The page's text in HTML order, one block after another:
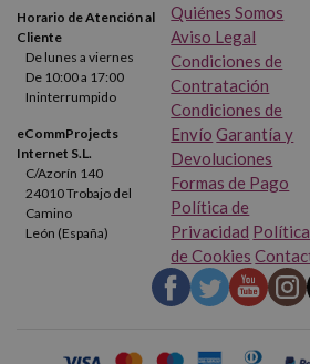
Horario de Atención al
Cliente
De lunes a viernes
De 10:00 a 17:00
Ininterrumpido
eCommProjects
Internet S.L.
C/Azorín 140
24010 Trobajo del
Camino
León (España)
Quiénes Somos
Aviso Legal
Condiciones de
Contratación
Condiciones de
Envío Garantía y
Devoluciones
Formas de Pago
Política de
Privacidad Política
de Cookies